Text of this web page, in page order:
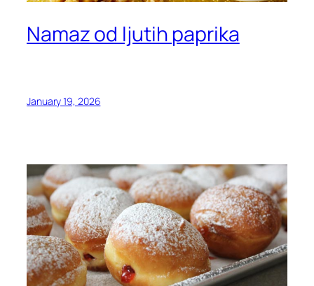
Namaz od ljutih paprika
January 19, 2026